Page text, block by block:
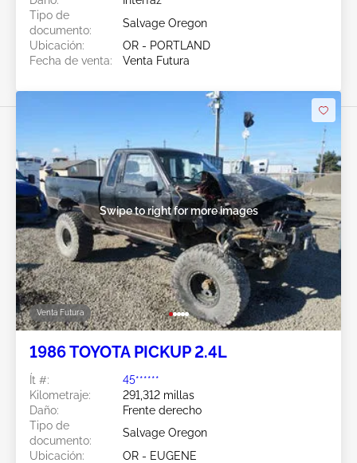
Tipo de
documento:
Salvage Oregon
Ubicación:
OR - PORTLAND
Fecha de venta:
Venta Futura
Venta Futura
Swipe to right for more images
1986 TOYOTA PICKUP 2.4L
Ít #:
45******
Kilometraje:
291,312 millas
Daño:
Frente derecho
Tipo de
documento:
Salvage Oregon
Ubicación:
OR - EUGENE